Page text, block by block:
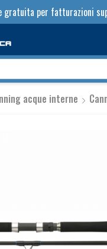
gratuita per fatturazioni
input
acque interne